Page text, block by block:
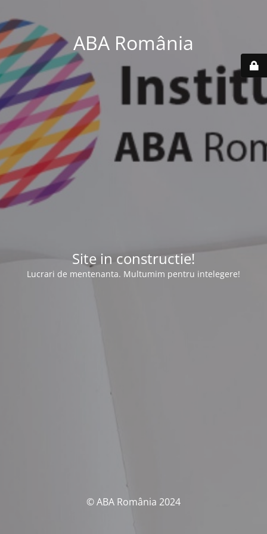
ABA România
Site in constructie!
Lucrari de mentenanta. Multumim pentru intelegere!
© ABA România 2024